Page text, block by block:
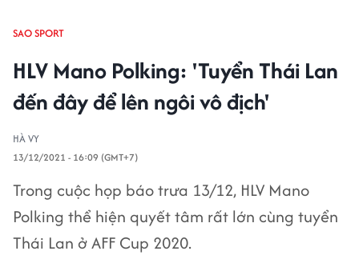
SAO SPORT
HLV Mano Polking: 'Tuyển Thái Lan
đến đây để lên ngôi vô địch'
HÀ VY
13/12/2021 - 16:09 (GMT+7)
Trong cuộc họp báo trưa 13/12, HLV Mano
Polking thể hiện quyết tâm rất lớn cùng tuyển
Thái Lan ở AFF Cup 2020.